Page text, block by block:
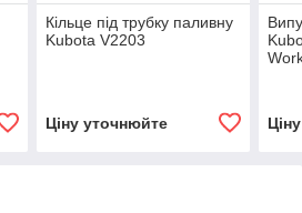
Кільце під трубку паливну
Kubota V2203
Ціну уточнюйте